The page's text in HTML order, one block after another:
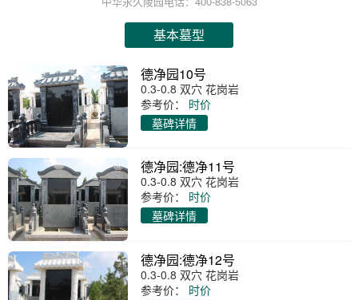
基本墓型
德净园10号
0.3-0.8 双穴 花岗岩
参考价：
时价
墓碑详情
德净园:德净11号
0.3-0.8 双穴 花岗岩
参考价：
时价
墓碑详情
德净园:德净12号
0.3-0.8 双穴 花岗岩
参考价：
时价